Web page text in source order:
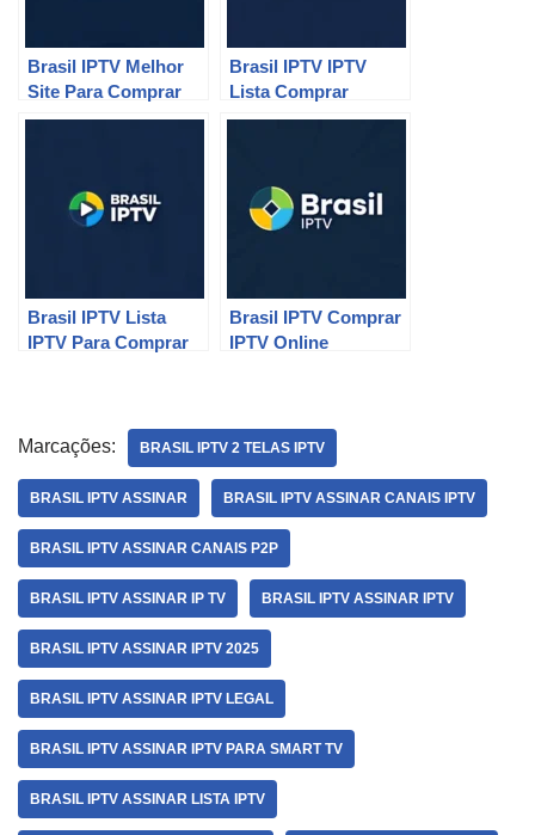
Brasil IPTV Melhor
Site Para Comprar
P2P
Brasil IPTV IPTV
Lista Comprar
Brasil IPTV Lista
IPTV Para Comprar
Brasil IPTV Comprar
IPTV Online
Marcações: BRASIL IPTV 2 TELAS IPTV
BRASIL IPTV ASSINAR BRASIL IPTV ASSINAR CANAIS IPTV
BRASIL IPTV ASSINAR CANAIS P2P
BRASIL IPTV ASSINAR IP TV BRASIL IPTV ASSINAR IPTV
BRASIL IPTV ASSINAR IPTV 2025
BRASIL IPTV ASSINAR IPTV LEGAL
BRASIL IPTV ASSINAR IPTV PARA SMART TV
BRASIL IPTV ASSINAR LISTA IPTV